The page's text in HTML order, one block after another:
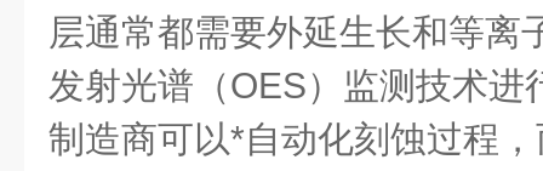
层通常都需要外延生长和等离
发射光谱（OES）监测技术进
制造商可以*自动化刻蚀过程